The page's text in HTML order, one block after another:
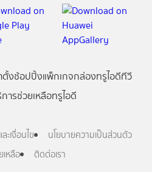
ตั้งช้อปปิ้งแพ็กเกจกล่องทรูไอดีทีวี
ารช่วยเหลือทรูไอดี
ะเงื่อนไข
นโยบายความเป็นส่วนตัว
หลือ
ติดต่อเรา